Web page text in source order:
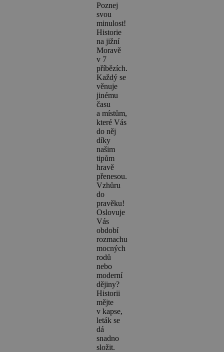
Poznej
svou
minulost!
Historie
na jižní
Moravě
v 7
příbězích.
Každý se
věnuje
jinému
času
a místům,
které Vás
do něj
díky
našim
tipům
hravě
přenesou.
Vzhůru
do
pravěku!
Oslovuje
Vás
období
rozmachu
mocných
rodů
nebo
moderní
dějiny?
Historii
mějte
v kapse,
leták se
dá
snadno
složit.